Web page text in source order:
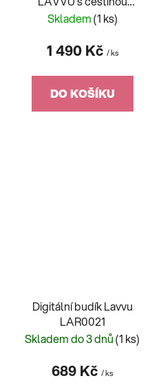
LAR0030
Skladem(1 ks)
1 490 Kč / ks
DO KOŠÍKU
Digitální budík Lavvu
LAR0021
Skladem do 3 dnů(1 ks)
689 Kč / ks